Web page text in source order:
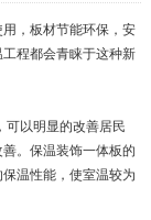
，板材节能环保，安
程都会青睐于这种新
可以明显的改善居民
。保温装饰一体板的
温性能，使室温较为